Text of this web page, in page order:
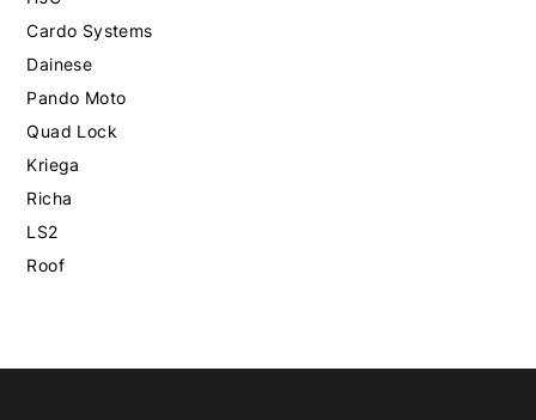
Cardo Systems
Dainese
Pando Moto
Quad Lock
Kriega
Richa
LS2
Roof